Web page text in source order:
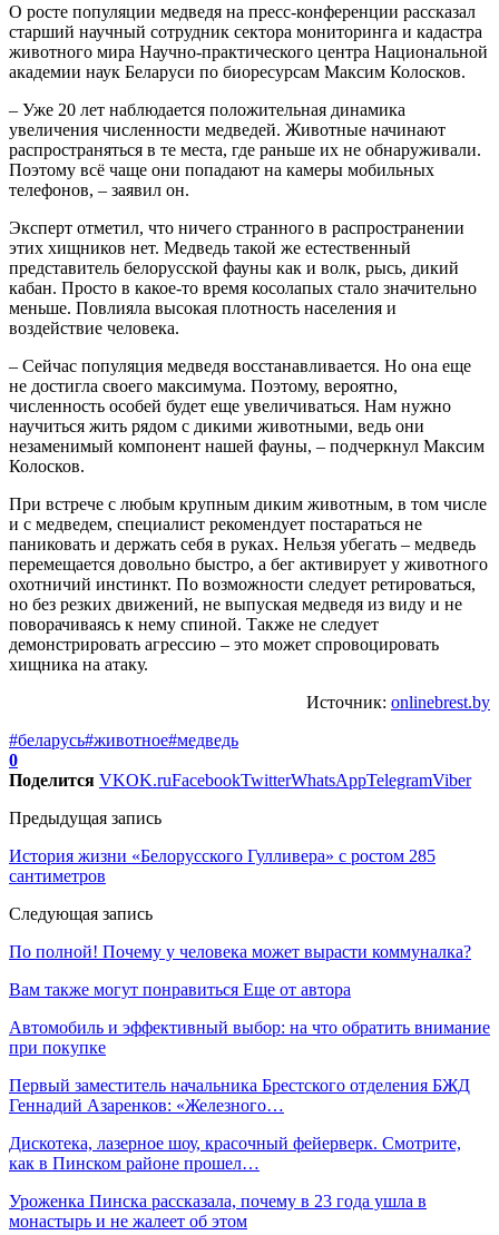
О росте популяции медведя на пресс-конференции рассказал
старший научный сотрудник сектора мониторинга и кадастра
животного мира Научно-практического центра Национальной
академии наук Беларуси по биоресурсам Максим Колосков.
– Уже 20 лет наблюдается положительная динамика
увеличения численности медведей. Животные начинают
распространяться в те места, где раньше их не обнаруживали.
Поэтому всё чаще они попадают на камеры мобильных
телефонов, – заявил он.
Эксперт отметил, что ничего странного в распространении
этих хищников нет. Медведь такой же естественный
представитель белорусской фауны как и волк, рысь, дикий
кабан. Просто в какое-то время косолапых стало значительно
меньше. Повлияла высокая плотность населения и
воздействие человека.
– Сейчас популяция медведя восстанавливается. Но она еще
не достигла своего максимума. Поэтому, вероятно,
численность особей будет еще увеличиваться. Нам нужно
научиться жить рядом с дикими животными, ведь они
незаменимый компонент нашей фауны, – подчеркнул Максим
Колосков.
При встрече с любым крупным диким животным, в том числе
и с медведем, специалист рекомендует постараться не
паниковать и держать себя в руках. Нельзя убегать – медведь
перемещается довольно быстро, а бег активирует у животного
охотничий инстинкт. По возможности следует ретироваться,
но без резких движений, не выпуская медведя из виду и не
поворачиваясь к нему спиной. Также не следует
демонстрировать агрессию – это может спровоцировать
хищника на атаку.
Источник: onlinebrest.by
#беларусь#животное#медведь
0
Поделится VKOK.ruFacebookTwitterWhatsAppTelegramViber
Предыдущая запись
История жизни «Белорусского Гулливера» с ростом 285
сантиметров
Следующая запись
По полной! Почему у человека может вырасти коммуналка?
Вам также могут понравиться Еще от автора
Автомобиль и эффективный выбор: на что обратить внимание
при покупке
Первый заместитель начальника Брестского отделения БЖД
Геннадий Азаренков: «Железного…
Дискотека, лазерное шоу, красочный фейерверк. Смотрите,
как в Пинском районе прошел…
Уроженка Пинска рассказала, почему в 23 года ушла в
монастырь и не жалеет об этом